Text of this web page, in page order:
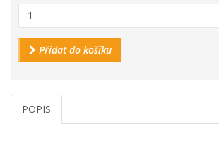
Přidat do košíku
POPIS